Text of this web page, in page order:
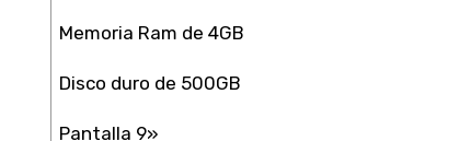
Memoria Ram de 4GB
Disco duro de 500GB
Pantalla 9»